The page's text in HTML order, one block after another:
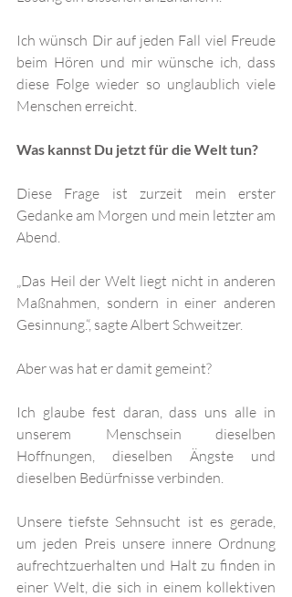
Ich wünsch Dir auf jeden Fall viel Freude
beim Hören und mir wünsche ich, dass
diese Folge wieder so unglaublich viele
Menschen erreicht.
Was kannst Du jetzt für die Welt tun?
Diese Frage ist zurzeit mein erster
Gedanke am Morgen und mein letzter am
Abend.
„Das Heil der Welt liegt nicht in anderen
Maßnahmen, sondern in einer anderen
Gesinnung.“, sagte Albert Schweitzer.
Aber was hat er damit gemeint?
Ich glaube fest daran, dass uns alle in
unserem Menschsein dieselben
Hoffnungen, dieselben Ängste und
dieselben Bedürfnisse verbinden.
Unsere tiefste Sehnsucht ist es gerade,
um jeden Preis unsere innere Ordnung
aufrechtzuerhalten und Halt zu finden in
einer Welt, die sich in einem kollektiven